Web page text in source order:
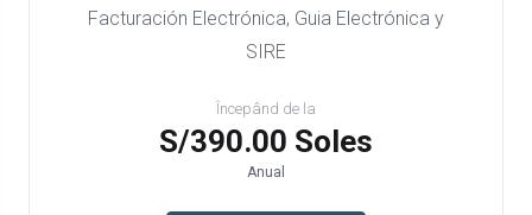
Facturación Electrónica, Guia Electrónica y
SIRE
Începând de la
S/390.00 Soles
Anual